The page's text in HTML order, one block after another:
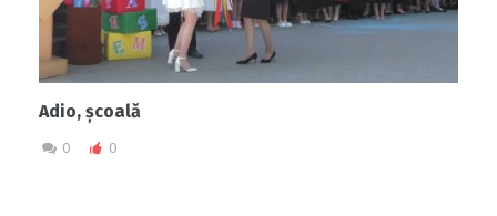
Adio, școală
0 0